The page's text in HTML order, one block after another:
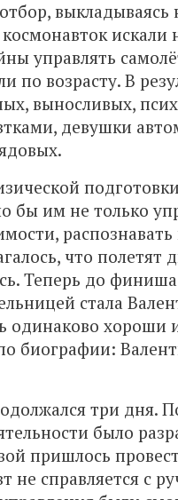
управлять
по возрасту. В
выносливых,
девушки
бы им не только
что полетят
Теперь до
стала
одинаково хороши
биографии:
три дня.
было
пришлось
не справляется с